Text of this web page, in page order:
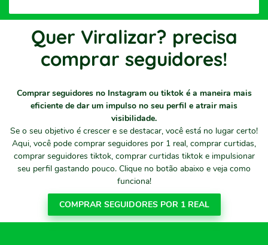
Quer Viralizar? precisa
comprar seguidores!
Comprar seguidores no Instagram ou tiktok é a maneira mais
eficiente de dar um impulso no seu perfil e atrair mais
visibilidade.
Se o seu objetivo é crescer e se destacar, você está no lugar certo!
Aqui, você pode comprar seguidores por 1 real, comprar curtidas,
comprar seguidores tiktok, comprar curtidas tiktok e impulsionar
seu perfil gastando pouco. Clique no botão abaixo e veja como
funciona!
COMPRAR SEGUIDORES POR 1 REAL